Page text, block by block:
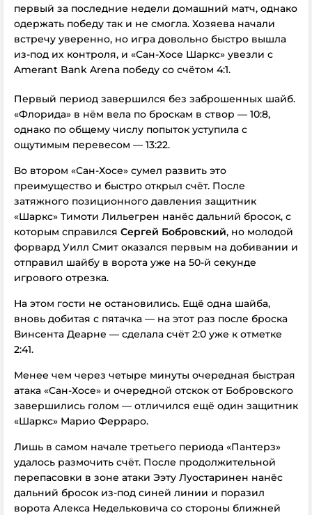
первый за последние недели домашний матч, однако
одержать победу так и не смогла. Хозяева начали
встречу уверенно, но игра довольно быстро вышла
из-под их контроля, и «Сан-Хосе Шаркс» увезли с
Amerant Bank Arena победу со счётом 4:1.
Первый период завершился без заброшенных шайб.
«Флорида» в нём вела по броскам в створ — 10:8,
однако по общему числу попыток уступила с
ощутимым перевесом — 13:22.
Во втором «Сан-Хосе» сумел развить это
преимущество и быстро открыл счёт. После
затяжного позиционного давления защитник
«Шаркс» Тимоти Лильегрен нанёс дальний бросок, с
которым справился Сергей Бобровский, но молодой
форвард Уилл Смит оказался первым на добивании и
отправил шайбу в ворота уже на 50-й секунде
игрового отрезка.
На этом гости не остановились. Ещё одна шайба,
вновь добитая с пятачка — на этот раз после броска
Винсента Деарне — сделала счёт 2:0 уже к отметке
2:41.
Менее чем через четыре минуты очередная быстрая
атака «Сан-Хосе» и очередной отскок от Бобровского
завершились голом — отличился ещё один защитник
«Шаркс» Марио Ферраро.
Лишь в самом начале третьего периода «Пантерз»
удалось размочить счёт. После продолжительной
перепасовки в зоне атаки Ээту Луостаринен нанёс
дальний бросок из-под синей линии и поразил
ворота Алекса Недельковича со стороны ближней